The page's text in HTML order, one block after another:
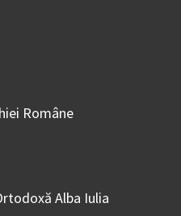
Române
Alba Iulia